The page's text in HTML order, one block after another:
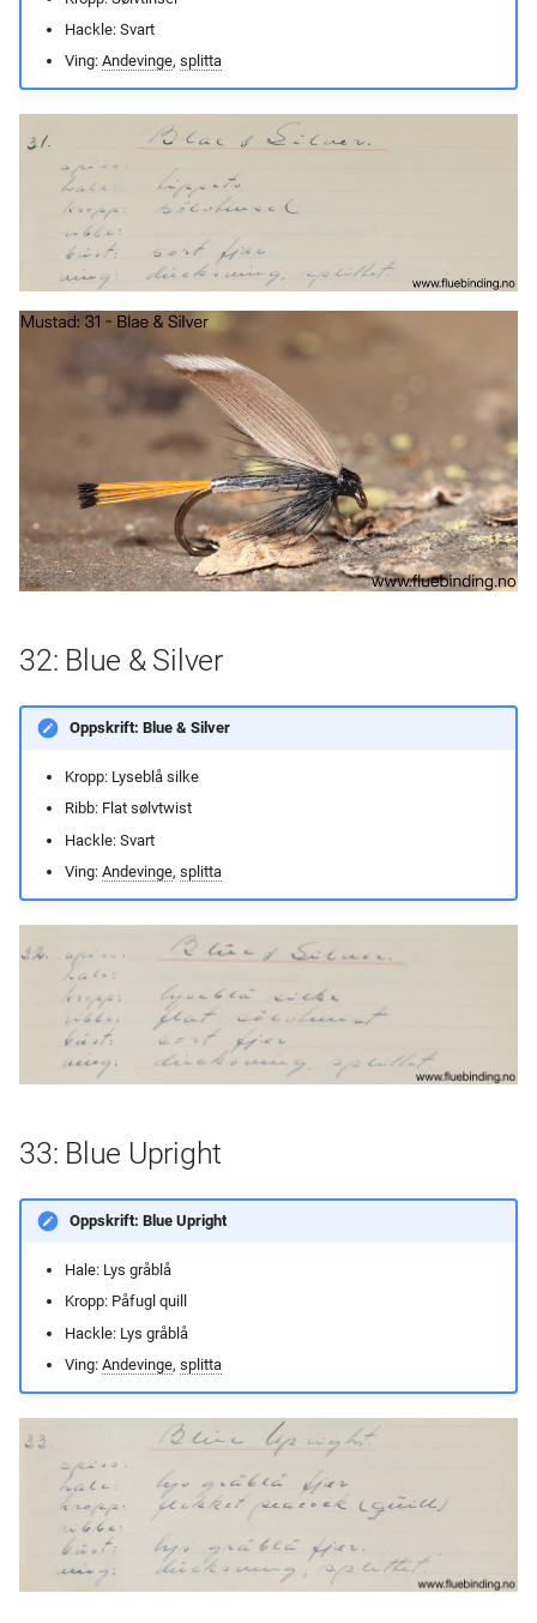
Hackle: Svart
Ving: Andevinge, splitta
32: Blue & Silver
Oppskrift: Blue & Silver
Kropp: Lyseblå silke
Ribb: Flat sølvtwist
Hackle: Svart
Ving: Andevinge, splitta
33: Blue Upright
Oppskrift: Blue Upright
Hale: Lys gråblå
Kropp: Påfugl quill
Hackle: Lys gråblå
Ving: Andevinge, splitta